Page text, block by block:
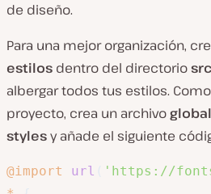
de diseño.
Para una mejor organización,
estilos dentro del directoriosrc
albergar todos tus estilos.
proyecto, crea un archivo
stylesy añade el siguiente
@import url
'https://